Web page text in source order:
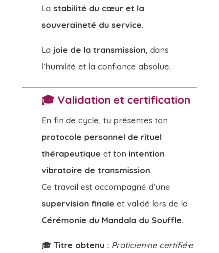
La stabilité du cœur et la
souveraineté du service.
La joie de la transmission, dans
l’humilité et la confiance absolue.
🎓 Validation et certification
En fin de cycle, tu présentes ton
protocole personnel de rituel
thérapeutique et ton intention
vibratoire de transmission.
Ce travail est accompagné d’une
supervision finale et validé lors de la
Cérémonie du Mandala du Souffle.
🎓 Titre obtenu : Praticien·ne certifié·e